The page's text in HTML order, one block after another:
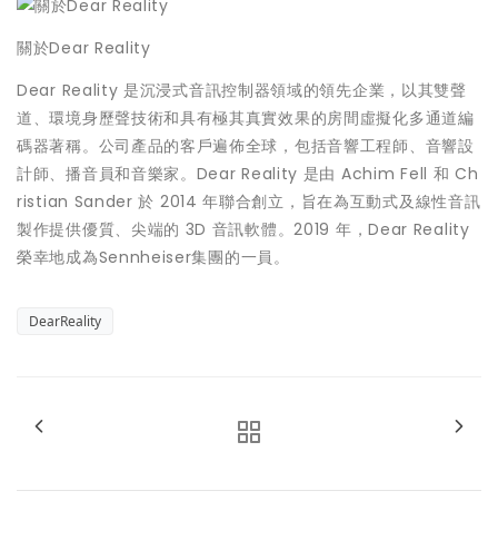
關於Dear Reality
Dear Reality 是沉浸式音訊控制器領域的領先企業，以其雙聲
道、環境身歷聲技術和具有極其真實效果的房間虛擬化多通道編
碼器著稱。公司產品的客戶遍佈全球，包括音響工程師、音響設
計師、播音員和音樂家。Dear Reality 是由 Achim Fell 和 Ch
ristian Sander 於 2014 年聯合創立，旨在為互動式及線性音訊
製作提供優質、尖端的 3D 音訊軟體。2019 年，Dear Reality
榮幸地成為Sennheiser集團的一員。
DearReality